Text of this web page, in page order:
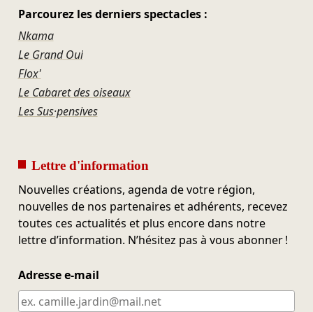
Parcourez les derniers spectacles :
Nkama
Le Grand Oui
Flox'
Le Cabaret des oiseaux
Les Sus·pensives
Lettre d'information
Nouvelles créations, agenda de votre région,
nouvelles de nos partenaires et adhérents, recevez
toutes ces actualités et plus encore dans notre
lettre d’information. N’hésitez pas à vous abonner !
Adresse e-mail